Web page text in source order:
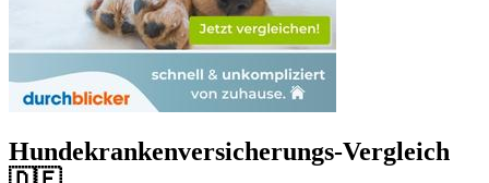
Hundekrankenversicherungs-Vergleich